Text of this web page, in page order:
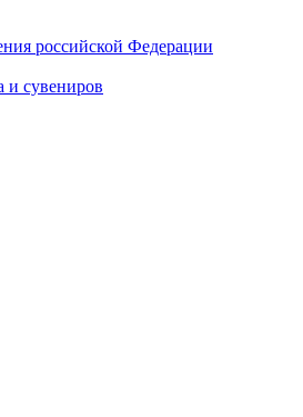
российской Федерации
и сувениров